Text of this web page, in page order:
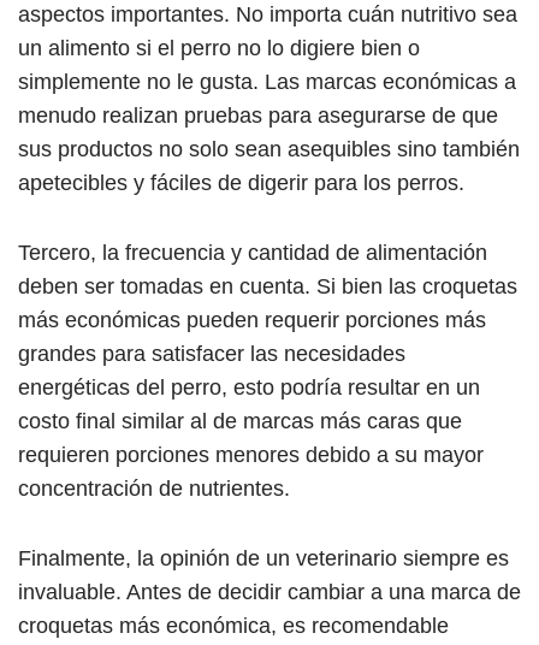
aspectos importantes. No importa cuán nutritivo sea
un alimento si el perro no lo digiere bien o
simplemente no le gusta. Las marcas económicas a
menudo realizan pruebas para asegurarse de que
sus productos no solo sean asequibles sino también
apetecibles y fáciles de digerir para los perros.
Tercero, la frecuencia y cantidad de alimentación
deben ser tomadas en cuenta. Si bien las croquetas
más económicas pueden requerir porciones más
grandes para satisfacer las necesidades
energéticas del perro, esto podría resultar en un
costo final similar al de marcas más caras que
requieren porciones menores debido a su mayor
concentración de nutrientes.
Finalmente, la opinión de un veterinario siempre es
invaluable. Antes de decidir cambiar a una marca de
croquetas más económica, es recomendable